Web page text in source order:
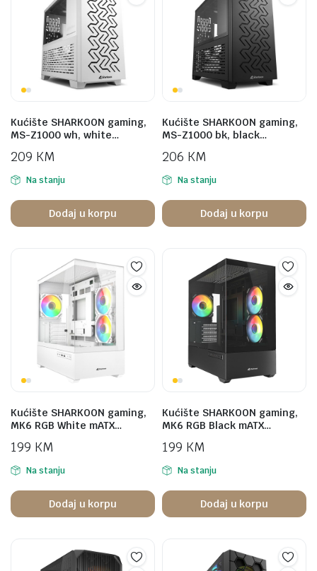
Kućište SHARKOON gaming,
MS-Z1000 wh, white…
209 KM
Na stanju
Dodaj u korpu
Kućište SHARKOON gaming,
MS-Z1000 bk, black…
206 KM
Na stanju
Dodaj u korpu
Kućište SHARKOON gaming,
MK6 RGB White mATX…
199 KM
Na stanju
Dodaj u korpu
Kućište SHARKOON gaming,
MK6 RGB Black mATX…
199 KM
Na stanju
Dodaj u korpu